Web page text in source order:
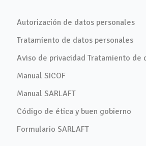
Autorización de datos personales
Tratamiento de datos personales
Aviso de privacidad Tratamiento de
Manual SICOF
Manual SARLAFT
Código de ética y buen gobierno
Formulario SARLAFT